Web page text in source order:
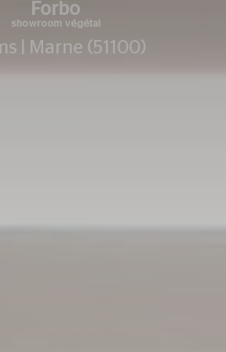
Forbo
showroom végétal
| Marne (51100)